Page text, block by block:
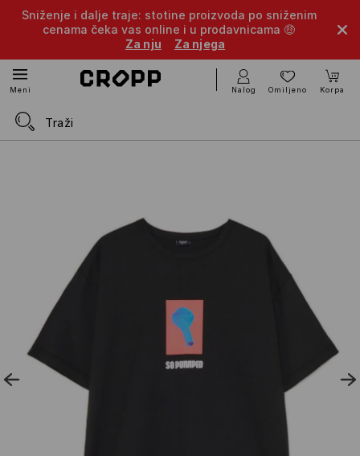
Sniženje i dalje traje: stotine proizvoda po sniženim
cenama čeka vas online i u prodavnicama 🤑
Za nju
Za njega
Meni Nalog Omiljeno Korpa